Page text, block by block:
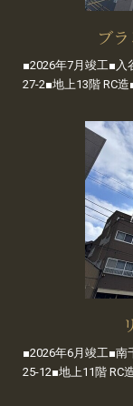
ブ
■2026年7月竣工■入
27-2■地上13階 RC
■2026年6月竣工■南
25-12■地上11階 RC